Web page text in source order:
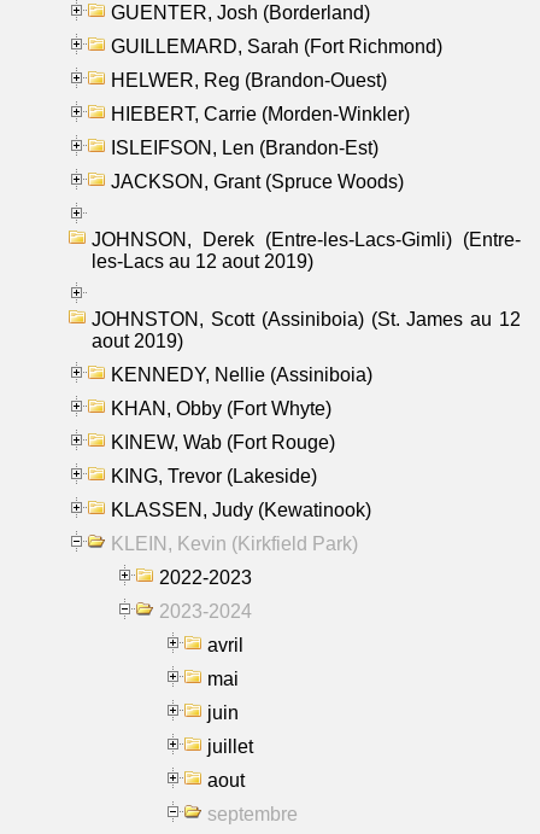
GUENTER, Josh (Borderland)
GUILLEMARD, Sarah (Fort Richmond)
HELWER, Reg (Brandon-Ouest)
HIEBERT, Carrie (Morden-Winkler)
ISLEIFSON, Len (Brandon-Est)
JACKSON, Grant (Spruce Woods)
JOHNSON, Derek (Entre-les-Lacs-Gimli) (Entre-
les-Lacs au 12 aout 2019)
JOHNSTON, Scott (Assiniboia) (St. James au 12
aout 2019)
KENNEDY, Nellie (Assiniboia)
KHAN, Obby (Fort Whyte)
KINEW, Wab (Fort Rouge)
KING, Trevor (Lakeside)
KLASSEN, Judy (Kewatinook)
KLEIN, Kevin (Kirkfield Park)
2022-2023
2023-2024
avril
mai
juin
juillet
aout
septembre